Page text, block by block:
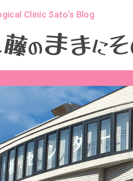
Clinic Sato’s Blog
藤のままにそ